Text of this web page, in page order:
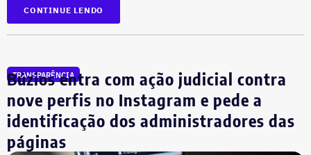
D300, ano 2023, declarado por R$ 330 mil. Também
aparecem na lista cerca de R$ 177 mil em aplicações e
CONTINUE LENDO
TRANSPARÊNCIA
Búzios entra com ação judicial contra
nove perfis no Instagram e pede a
identificação dos administradores das
páginas